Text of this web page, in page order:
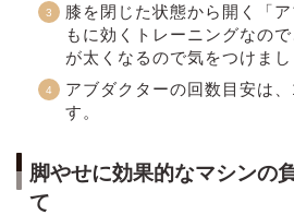
膝を閉じた状態から開く「
もに効くトレーニングなの
が太くなるので気をつけまし
アブダクターの回数目安は
す。
脚やせに効果的なマシンの
て